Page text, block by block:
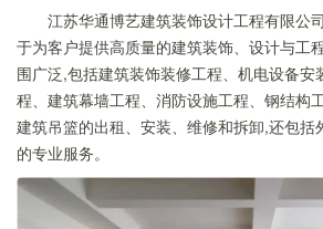
江苏华通博艺建筑装饰设计工程有限公
于为客户提供高质量的建筑装饰、设计与工
围广泛,包括建筑装饰装修工程、机电设备安
程、建筑幕墙工程、消防设施工程、钢结构
建筑吊篮的出租、安装、维修和拆卸,还包括
的专业服务。